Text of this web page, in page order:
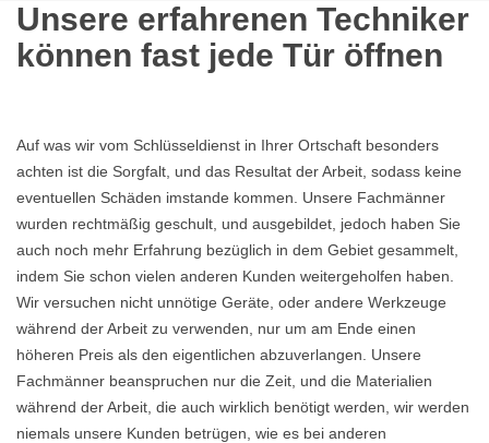
Unsere erfahrenen Techniker
können fast jede Tür öffnen
Auf was wir vom Schlüsseldienst in Ihrer Ortschaft besonders
achten ist die Sorgfalt, und das Resultat der Arbeit, sodass keine
eventuellen Schäden imstande kommen. Unsere Fachmänner
wurden rechtmäßig geschult, und ausgebildet, jedoch haben Sie
auch noch mehr Erfahrung bezüglich in dem Gebiet gesammelt,
indem Sie schon vielen anderen Kunden weitergeholfen haben.
Wir versuchen nicht unnötige Geräte, oder andere Werkzeuge
während der Arbeit zu verwenden, nur um am Ende einen
höheren Preis als den eigentlichen abzuverlangen. Unsere
Fachmänner beanspruchen nur die Zeit, und die Materialien
während der Arbeit, die auch wirklich benötigt werden, wir werden
niemals unsere Kunden betrügen, wie es bei anderen